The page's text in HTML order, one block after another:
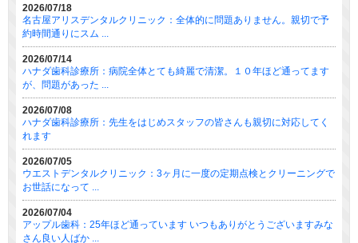
2026/07/18
名古屋アリスデンタルクリニック：全体的に問題ありません。親切で予
約時間通りにスム ...
2026/07/14
ハナダ歯科診療所：病院全体とても綺麗で清潔。１０年ほど通ってます
が、問題があった ...
2026/07/08
ハナダ歯科診療所：先生をはじめスタッフの皆さんも親切に対応してく
れます
2026/07/05
ウエストデンタルクリニック：3ヶ月に一度の定期点検とクリーニングで
お世話になって ...
2026/07/04
アップル歯科：25年ほど通っています いつもありがとうございますみな
さん良い人ばか ...